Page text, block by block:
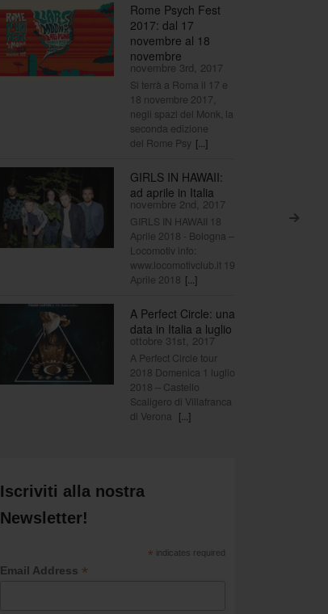
>
Rome Psych Fest
2017: dal 17
novembre al 18
novembre
novembre 3rd, 2017
Si terrà a Roma il 17 e
18 novembre 2017,
negli spazi del Monk, la
seconda edizione
del Rome Psy [...]
GIRLS IN HAWAII:
ad aprile in Italia
novembre 2nd, 2017
GIRLS IN HAWAII 18
Aprile 2018 - Bologna –
Locomotiv info:
www.locomotivclub.it 19
Aprile 2018 [...]
A Perfect Circle: una
data in Italia a luglio
ottobre 31st, 2017
A Perfect Circle tour
2018 Domenica 1 luglio
2018 – Castello
Scaligero di Villafranca
di Verona [...]
Iscriviti alla nostra
Newsletter!
* indicates required
Email Address *